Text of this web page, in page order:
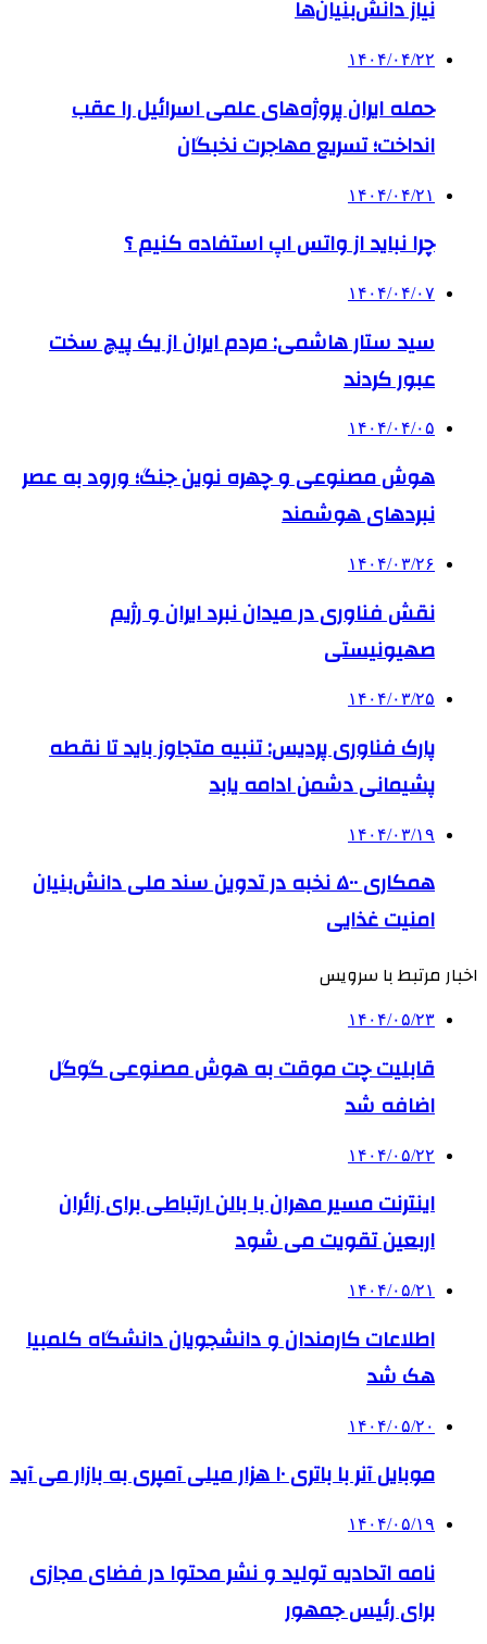
نیاز دانش‌بنیان‌ها
۱۴۰۴/۰۴/۲۲
حمله ایران پروژه‌های علمی اسرائیل را عقب
انداخت؛ تسریع مهاجرت نخبگان
۱۴۰۴/۰۴/۲۱
چرا نباید از واتس اپ استفاده کنیم ؟
۱۴۰۴/۰۴/۰۷
سید ستار هاشمی: مردم ایران از یک پیچ سخت
عبور کردند
۱۴۰۴/۰۴/۰۵
هوش مصنوعی و چهره نوین جنگ؛ ورود به عصر
نبردهای هوشمند
۱۴۰۴/۰۳/۲۶
نقش فناوری در میدان نبرد ایران و رژیم
صهیونیستی
۱۴۰۴/۰۳/۲۵
پارک فناوری پردیس: تنبیه متجاوز باید تا نقطه
پشیمانی دشمن ادامه یابد
۱۴۰۴/۰۳/۱۹
همکاری ۵۰۰ نخبه در تدوین سند ملی دانش‌بنیان
امنیت غذایی
اخبار مرتبط با سرویس
۱۴۰۴/۰۵/۲۳
قابلیت چت موقت به هوش مصنوعی گوگل
اضافه شد
۱۴۰۴/۰۵/۲۲
اینترنت مسیر مهران با بالن ارتباطی برای زائران
اربعین تقویت می شود
۱۴۰۴/۰۵/۲۱
اطلاعات کارمندان و دانشجویان دانشگاه کلمبیا
هک شد
۱۴۰۴/۰۵/۲۰
موبایل آنر با باتری ۱۰ هزار میلی آمپری به بازار می آید
۱۴۰۴/۰۵/۱۹
نامه اتحادیه تولید و نشر محتوا در فضای مجازی
برای رئیس جمهور